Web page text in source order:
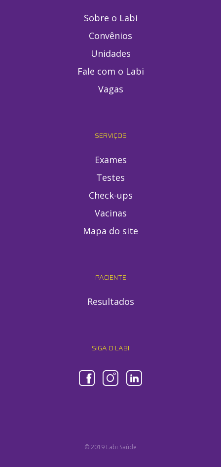
Sobre o Labi
Convênios
Unidades
Fale com o Labi
Vagas
SERVIÇOS
Exames
Testes
Check-ups
Vacinas
Mapa do site
PACIENTE
Resultados
SIGA O LABI
© 2019 Labi Saúde